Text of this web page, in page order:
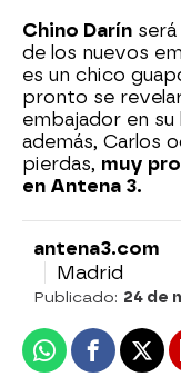
Chino Darín será
de los nuevos
es un chico
pronto se
embajador en
además, Carlos
pierdas, muy
en Antena 3.
antena3.com
Madrid
Publicado: 24 de
WhatsappFacebook
X